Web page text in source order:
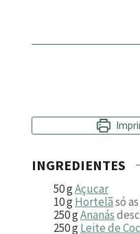
INGREDIENTES
50gAçucar
10gHortelãsó
250gAnanás
250gLeite de